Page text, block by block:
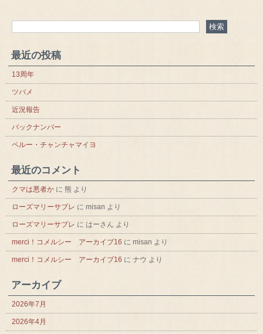
最近の投稿
13周年
ツバメ
近況報告
バックナンバー
ペルー・チャンチャマイヨ
最近のコメント
クマは悪者か に 熊 より
ローズマリーサブレ に misan より
ローズマリーサブレ に はーさん より
merci！コメルシー アーカイブ16 に misan より
merci！コメルシー アーカイブ16 に ナウ より
アーカイブ
2026年7月
2026年4月